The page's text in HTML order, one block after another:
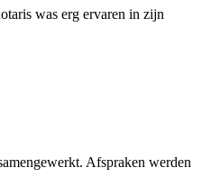
was erg ervaren in zijn
Afspraken werden